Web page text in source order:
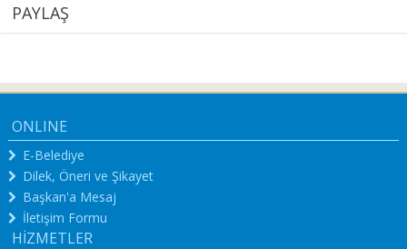
PAYLAŞ
ONLINE
E-Belediye
Dilek, Öneri ve Şikayet
Başkan'a Mesaj
İletişim Formu
HİZMETLER